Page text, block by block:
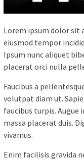
Lorem ipsum dolor sit
eiusmod tempor
Ipsum nunc aliquet
placerat orci nulla
Faucibus a
volutpat diam ut.
faucibus turpis.
massa placerat duis.
vivamus.
Enim facilisis gravida